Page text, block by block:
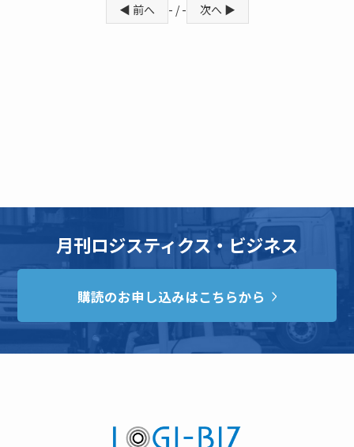
◀ 前へ - / - 次へ ▶
月刊ロジスティクス・ビジネス
購読のお申し込みはこちらから